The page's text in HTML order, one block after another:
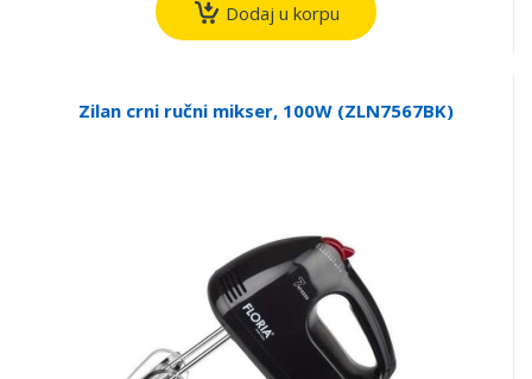
Dodaj u korpu
Zilan crni ručni mikser, 100W (ZLN7567BK)